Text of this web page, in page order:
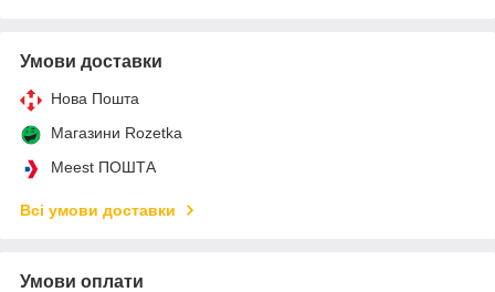
Умови доставки
Нова Пошта
Магазини Rozetka
Meest ПОШТА
Всі умови доставки
Умови оплати